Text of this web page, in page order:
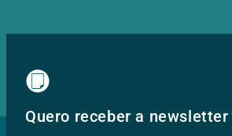
Quero receber a newsletter